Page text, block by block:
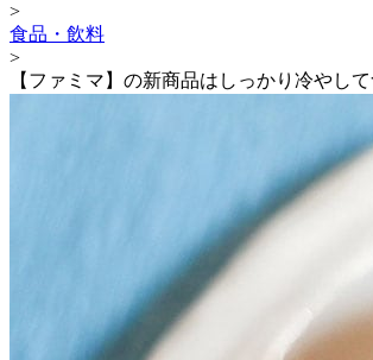
>
食品・飲料
>
【ファミマ】の新商品はしっかり冷やし